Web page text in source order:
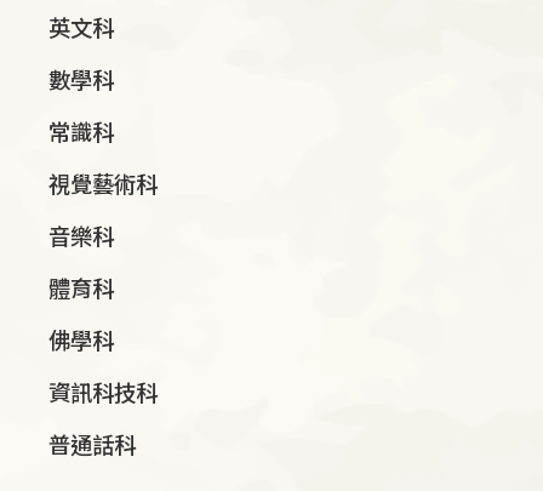
英文科
數學科
常識科
視覺藝術科
音樂科
體育科
佛學科
資訊科技科
普通話科